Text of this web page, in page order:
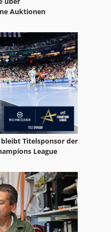
Auktionen
Titelsponsor der
League